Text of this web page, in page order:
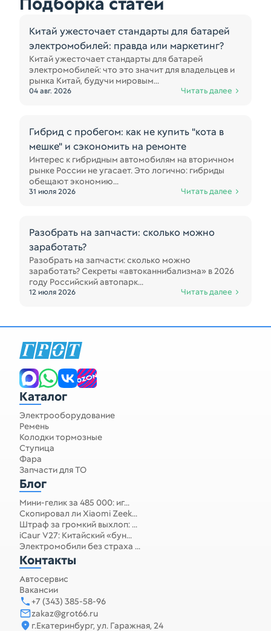
Китай ужесточает стандарты для батарей
электромобилей: правда или маркетинг?
Китай ужесточает стандарты для батарей
электромобилей: что это значит для владельцев и
рынка Китай, будучи мировым...
04 авг. 2026 Читать далее
Гибрид с пробегом: как не купить "кота в
мешке" и сэкономить на ремонте
Интерес к гибридным автомобилям на вторичном
рынке России не угасает. Это логично: гибриды
обещают экономию...
31 июля 2026 Читать далее
Разобрать на запчасти: сколько можно
заработать?
Разобрать на запчасти: сколько можно
заработать? Секреты «автоканнибализма» в 2026
году Российский автопарк...
12 июля 2026 Читать далее
Запчасти для спецтехники
Каталог
Электрооборудование
Ремень
Колодки тормозные
Ступица
Фара
Запчасти для ТО
Блог
Мини-гелик за 485 000: иг...
Скопировал ли Xiaomi Zeek...
Штраф за громкий выхлоп: ...
iCaur V27: Китайский «бун...
Электромобили без страха ...
Контакты
Автосервис
Вакансии
+7 (343) 385-58-96
zakaz@grot66.ru
г.Екатеринбург, ул. Гаражная, 24